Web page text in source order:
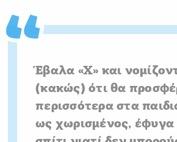
Έβαλα «Χ» και
(κακώς) ότι θα
περισσότερα στα
ως χωρισμένος, έφυγα